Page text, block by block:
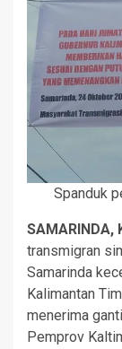
Spanduk
SAMARINDA,
transmigran
Samarinda
Kalimantan
menerima
Pemprov